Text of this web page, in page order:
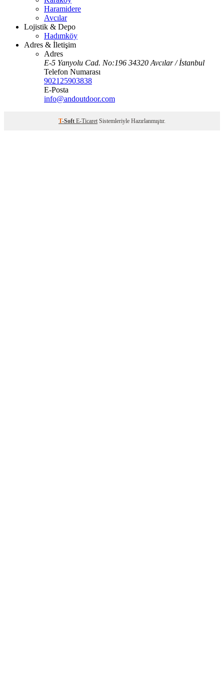
Haramidere
Avcılar
Lojistik & Depo
Hadımköy
Adres & İletişim
Adres
E-5 Yanyolu Cad. No:196 34320 Avcılar / İstanbul
Telefon Numarası
902125903838
E-Posta
info@andoutdoor.com
T-Soft E-Ticaret Sistemleriyle Hazırlanmıştır.